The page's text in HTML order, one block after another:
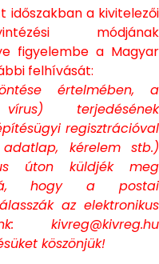
időszakban a kivitelezői
módjának
figyelembe a Magyar
felhívását:
értelmében, a
terjedésének
regisztrációval
kérelem stb.)
úton küldjék meg
hogy a postai
az elektronikus
kivreg@kivreg.hu
köszönjük!